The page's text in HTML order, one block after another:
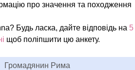
про значення та походження
Будь ласка, дайте відповідь на 5
щоб поліпшити цю анкету.
Громадянин Рима